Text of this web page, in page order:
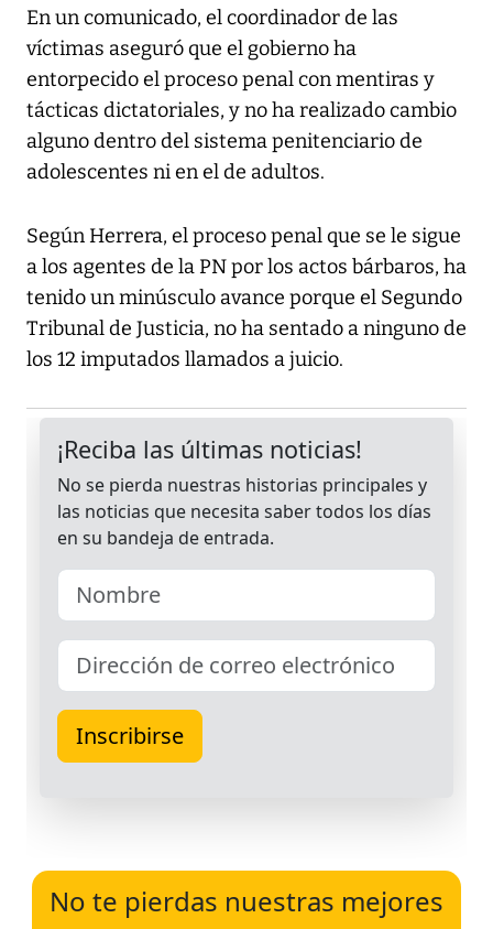
En un comunicado, el coordinador de las
víctimas aseguró que el gobierno ha
entorpecido el proceso penal con mentiras y
tácticas dictatoriales, y no ha realizado cambio
alguno dentro del sistema penitenciario de
adolescentes ni en el de adultos.
Según Herrera, el proceso penal que se le sigue
a los agentes de la PN por los actos bárbaros, ha
tenido un minúsculo avance porque el Segundo
Tribunal de Justicia, no ha sentado a ninguno de
los 12 imputados llamados a juicio.
No te pierdas nuestras mejores